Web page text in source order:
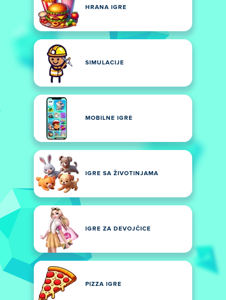
HRANA IGRE
SIMULACIJE
MOBILNE IGRE
IGRE SA ŽIVOTINJAMA
IGRE ZA DEVOJČICE
PIZZA IGRE